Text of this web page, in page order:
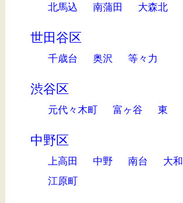
北馬込 南蒲田 大森北
世田谷区
千歳台 奥沢 等々力
渋谷区
元代々木町 富ヶ谷 東
中野区
上高田 中野 南台 大
江原町